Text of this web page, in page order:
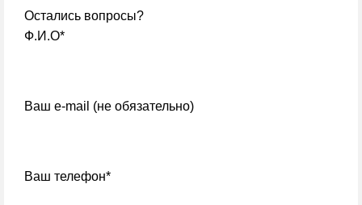
Остались вопросы?
Ф.И.О*
Ваш e-mail (не обязательно)
Ваш телефон*